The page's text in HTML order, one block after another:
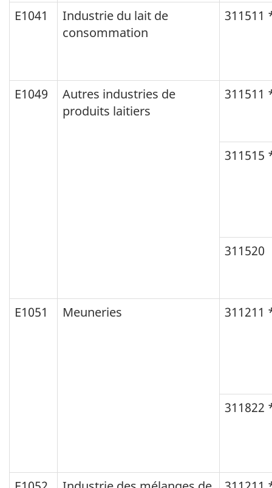
E1041
Industrie du lait de
consommation
311511
E1049
Autres industries de
produits laitiers
311511
311515
311520
E1051 Meuneries 311211
311822